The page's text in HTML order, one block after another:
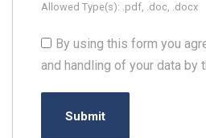
Allowed Type(s): .pdf, .doc, .docx
By using this form you
and handling of your data by